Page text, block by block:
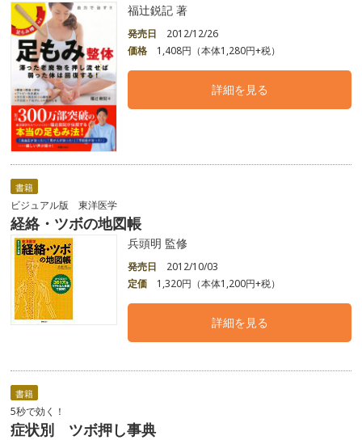
福辻鋭記 著
発売日
2012/12/26
価格
1,408円（本体1,280円+税）
詳細を見る
書籍
ビジュアル版 東洋医学
経絡・ツボの地図帳
兵頭明 監修
発売日
2012/10/03
定価
1,320円（本体1,200円+税）
詳細を見る
書籍
5秒で効く！
症状別 ツボ押し事典